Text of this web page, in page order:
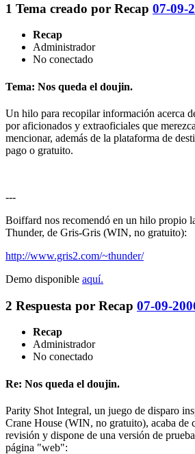
1 Tema creado por Recap 07-09-
Recap
Administrador
No conectado
Tema: Nos queda el doujin.
Un hilo para recopilar información acerca
por aficionados y extraoficiales que
mencionar, además de la plataforma de
pago o gratuito.
---
Boiffard nos recomendó en un hilo propio
Thunder, de Gris-Gris (WIN, no gratuito):
http://www.gris2.com/~thunder/
Demo disponible aquí.
2 Respuesta por Recap 07-09-
Recap
Administrador
No conectado
Re: Nos queda el doujin.
Parity Shot Integral, un juego de disparo
Crane House (WIN, no gratuito), acaba de
revisión y dispone de una versión de
página "web":